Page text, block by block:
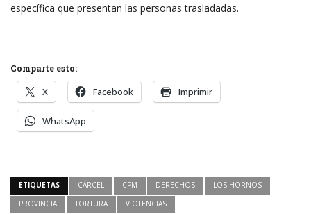
específica que presentan las personas trasladadas.
Comparte esto:
X Facebook Imprimir
WhatsApp
ETIQUETAS CÁRCEL CPM DERECHOS
LOS HORNOS
PROVINCIA
TORTURA VIOLENCIAS